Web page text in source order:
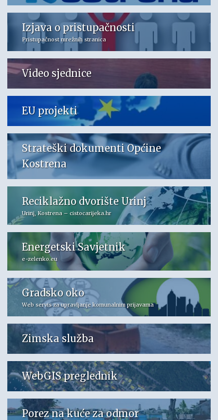
Izjava o pristupačnosti
Pristupačnost mrežnih stranica
Video sjednice
EU projekti
Strateški dokumenti Općine
Kostrena
Reciklažno dvorište Urinj
Urinj, Kostrena – cistocarijeka.hr
Energetski Savjetnik
e-zelenko.eu
Gradsko oko
Web servis za upravljanje komunalnim prijavama
Zimska služba
WebGIS preglednik
Porez na kuće za odmor